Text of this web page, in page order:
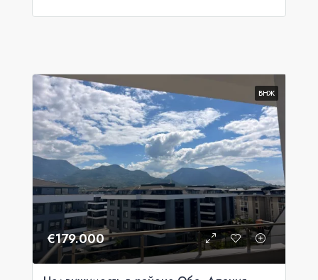
ВНЖ
€179.000